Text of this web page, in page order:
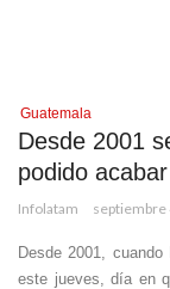
Guatemala
Desde 2001
podido
Infolatam septiembre
Desde 2001,
este jueves, día en